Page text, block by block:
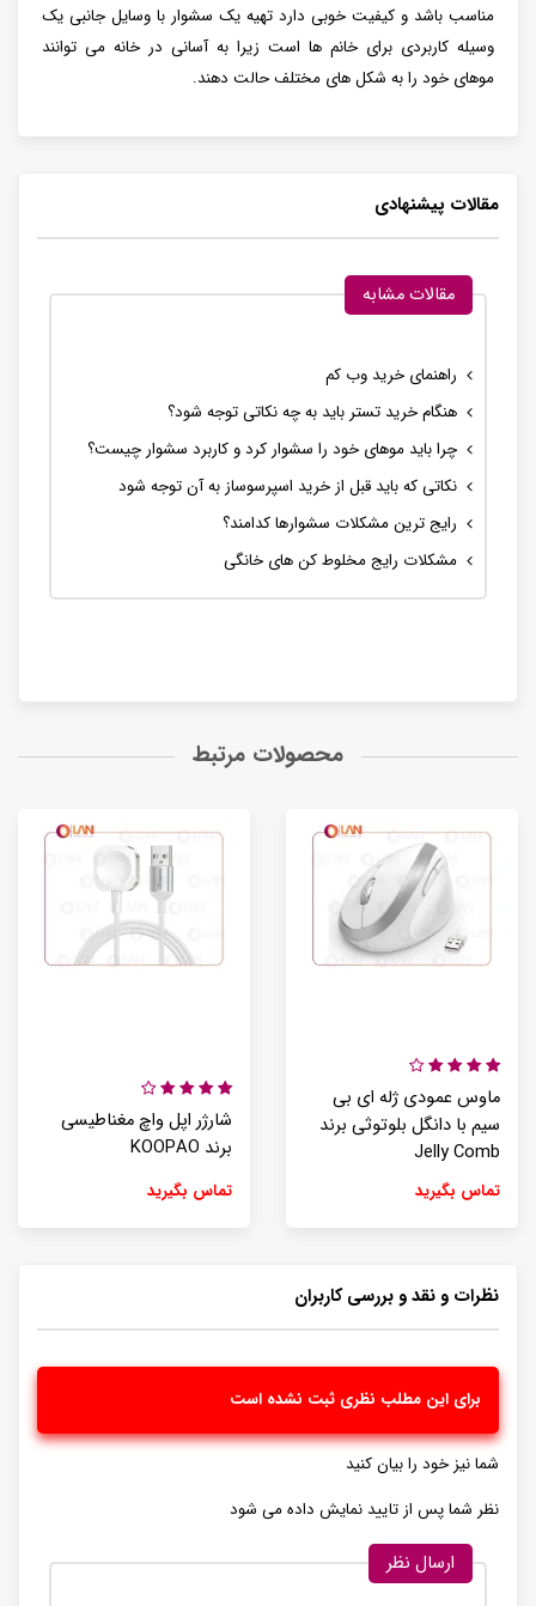
مناسب باشد و کیفیت خوبی دارد تهیه یک سشوار با وسایل جانبی یک
وسیله کاربردی برای خانم ها است زیرا به آسانی در خانه می توانند
موهای خود را به شکل های مختلف حالت دهند.
مقالات پیشنهادی
مقالات مشابه
راهنمای خرید وب کم
هنگام خرید تستر باید به چه نکاتی توجه شود؟
چرا باید موهای خود را سشوار کرد و کاربرد سشوار چیست؟
نکاتی که باید قبل از خرید اسپرسوساز به آن توجه شود
رایج ترین مشکلات سشوارها کدامند؟
مشکلات رایج مخلوط کن های خانگی
محصولات مرتبط
شارژر اپل واچ مغناطیسی
برند KOOPAO
تماس بگیرید
ماوس عمودی ژله ای بی
سیم با دانگل بلوتوثی برند
Jelly Comb
تماس بگیرید
نظرات و نقد و بررسی کاربران
برای این مطلب نظری ثبت نشده است
شما نیز خود را بیان کنید
نظر شما پس از تایید نمایش داده می شود
ارسال نظر